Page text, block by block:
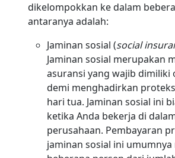
dikelompokkan ke dalam
antaranya adalah:
Jaminan sosial (social
Jaminan sosial merupakan
asuransi yang wajib dimiliki
demi menghadirkan
hari tua. Jaminan sosial ini
ketika Anda bekerja di
perusahaan. Pembayaran
jaminan sosial ini